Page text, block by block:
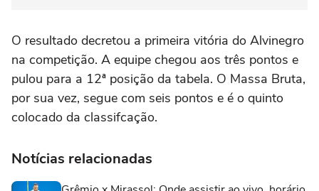
O resultado decretou a primeira vitória do Alvinegro
na competição. A equipe chegou aos três pontos e
pulou para a 12ª posição da tabela. O Massa Bruta,
por sua vez, segue com seis pontos e é o quinto
colocado da classifcação.
Notícias relacionadas